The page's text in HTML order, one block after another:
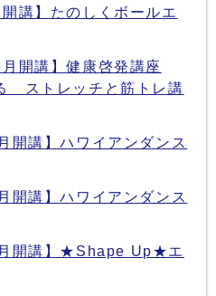
講】たのしくボールエ
開講】健康啓発講座
ストレッチと筋トレ講
開講】ハワイアンダンス
開講】ハワイアンダンス
月開講】★Shape Up★エ